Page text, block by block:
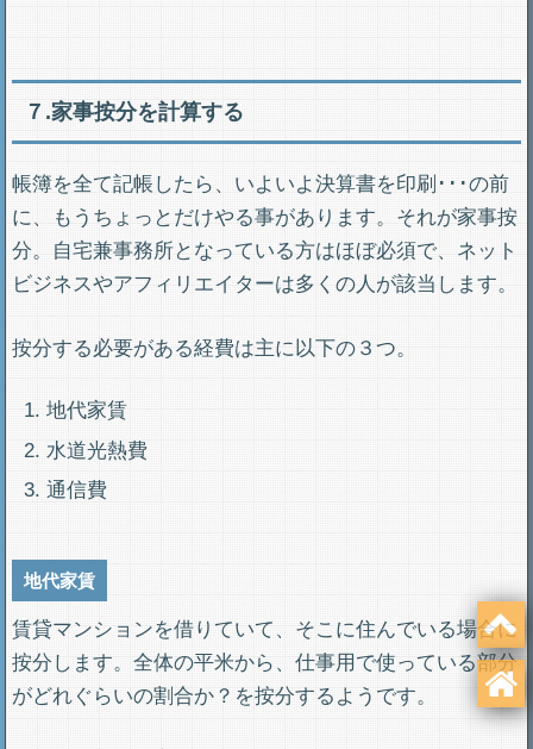
７.家事按分を計算する
帳簿を全て記帳したら、いよいよ決算書を印刷･･･の前
に、もうちょっとだけやる事があります。それが家事按
分。自宅兼事務所となっている方はほぼ必須で、ネット
ビジネスやアフィリエイターは多くの人が該当します。
按分する必要がある経費は主に以下の３つ。
地代家賃
水道光熱費
通信費
地代家賃
賃貸マンションを借りていて、そこに住んでいる場合に
按分します。全体の平米から、仕事用で使っている部分
がどれぐらいの割合か？を按分するようです。